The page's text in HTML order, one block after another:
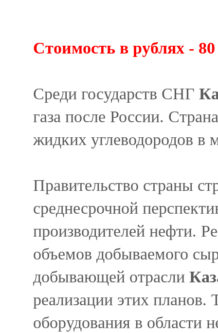
Стоимость в рублях -
Среди государств СНГ
газа после России.
жидких углеводородов в
Правительство страны
среднесрочной
производителей нефти.
объемов добываемого
добывающей отрасли
реализации этих
оборудования в области